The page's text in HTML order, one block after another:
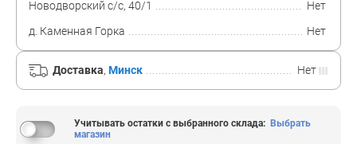
Новодворский с/с, 40/1
Нет
д. Каменная Горка
Нет
Доставка, Минск Нет
Учитывать остатки с выбранного склада: Выбрать
магазин